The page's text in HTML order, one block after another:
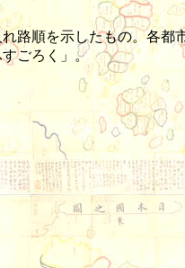
路順を示したもの。各都
ごろく」。